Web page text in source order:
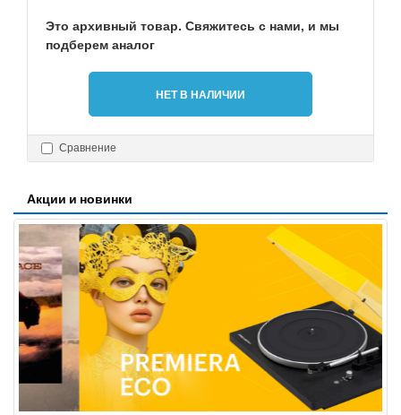
Это архивный товар. Свяжитесь с нами, и мы
подберем аналог
НЕТ В НАЛИЧИИ
Сравнение
Акции и новинки